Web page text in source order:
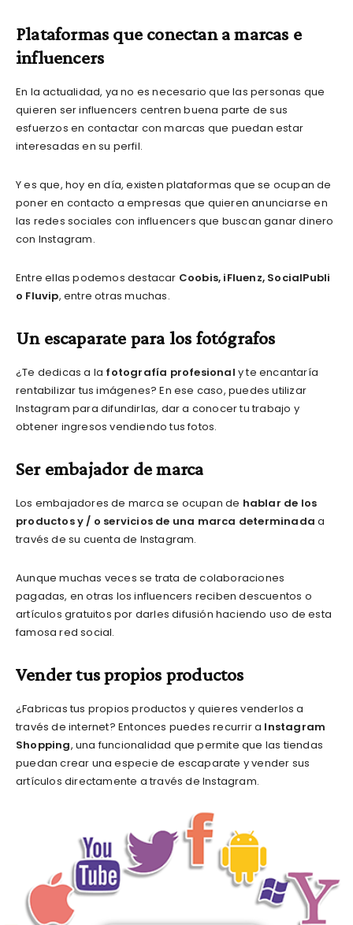
Plataformas que conectan a marcas e
influencers
En la actualidad, ya no es necesario que las personas que
quieren ser influencers centren buena parte de sus
esfuerzos en contactar con marcas que puedan estar
interesadas en su perfil.
Y es que, hoy en día, existen plataformas que se ocupan de
poner en contacto a empresas que quieren anunciarse en
las redes sociales con influencers que buscan ganar dinero
con Instagram.
Entre ellas podemos destacar Coobis, iFluenz, SocialPubli
o Fluvip, entre otras muchas.
Un escaparate para los fotógrafos
¿Te dedicas a la fotografía profesional y te encantaría
rentabilizar tus imágenes? En ese caso, puedes utilizar
Instagram para difundirlas, dar a conocer tu trabajo y
obtener ingresos vendiendo tus fotos.
Ser embajador de marca
Los embajadores de marca se ocupan de hablar de los
productos y / o servicios de una marca determinada a
través de su cuenta de Instagram.
Aunque muchas veces se trata de colaboraciones
pagadas, en otras los influencers reciben descuentos o
artículos gratuitos por darles difusión haciendo uso de esta
famosa red social.
Vender tus propios productos
¿Fabricas tus propios productos y quieres venderlos a
través de internet? Entonces puedes recurrir a Instagram
Shopping, una funcionalidad que permite que las tiendas
puedan crear una especie de escaparate y vender sus
artículos directamente a través de Instagram.